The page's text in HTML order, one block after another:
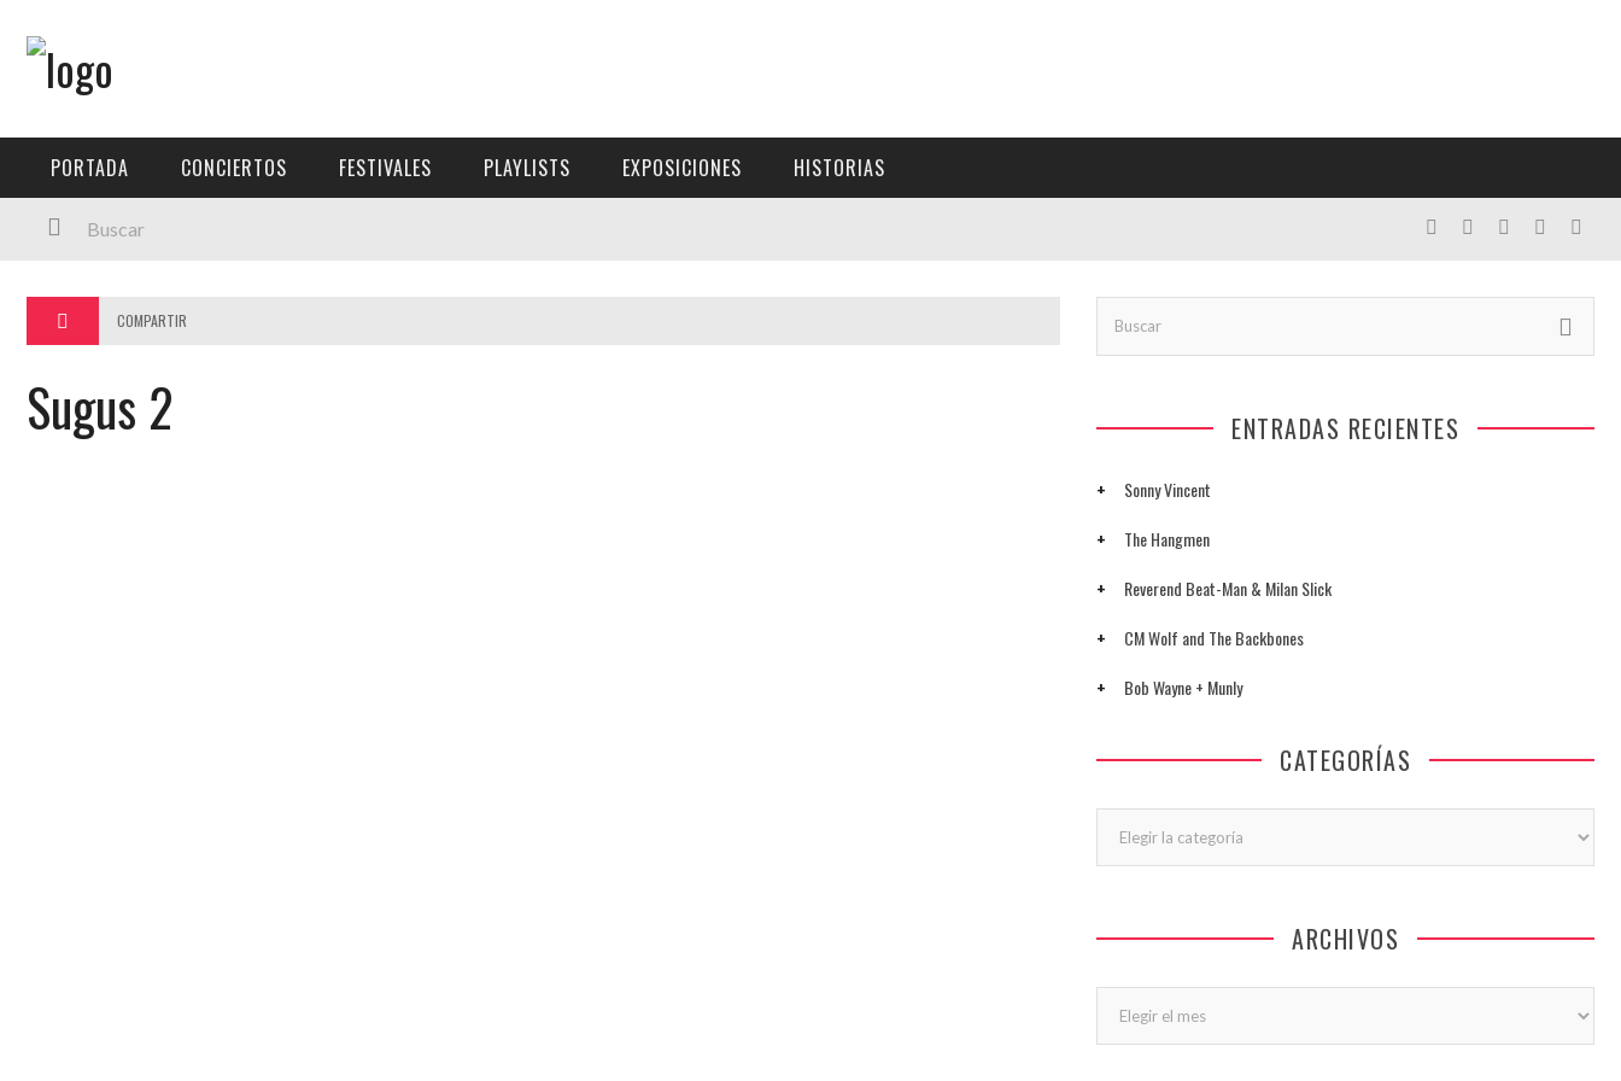
PORTADA
PLAYLISTS
HISTORIAS
PORTADA CONCIERTOS FESTIVALES PLAYLISTS EXPOSICIONES HISTORIAS
COMPARTIR
Sugus 2 ENTRADAS RECIENTES
Sonny Vincent
The Hangmen
Reverend Beat-Man & Milan Slick
CM Wolf and The Backbones
Bob Wayne + Munly
CATEGORÍAS
ARCHIVOS